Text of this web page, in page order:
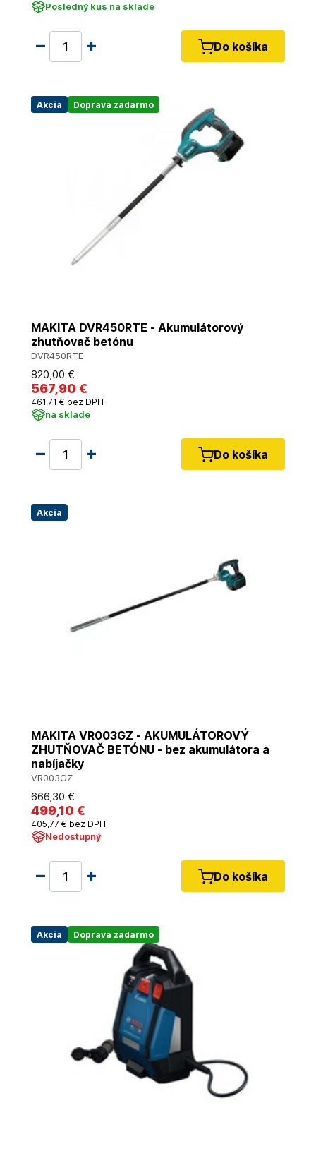
Posledný kus na sklade
Do košíka
Akcia Doprava zadarmo
MAKITA DVR450RTE - Akumulátorový
zhutňovač betónu
DVR450RTE
820,00 €
567,90 €
461,71 € bez DPH
na sklade
Do košíka
Akcia
MAKITA VR003GZ - AKUMULÁTOROVÝ
ZHUTŇOVAČ BETÓNU - bez akumulátora a
nabíjačky
VR003GZ
666,30 €
499,10 €
405,77 € bez DPH
Nedostupný
Do košíka
Akcia Doprava zadarmo